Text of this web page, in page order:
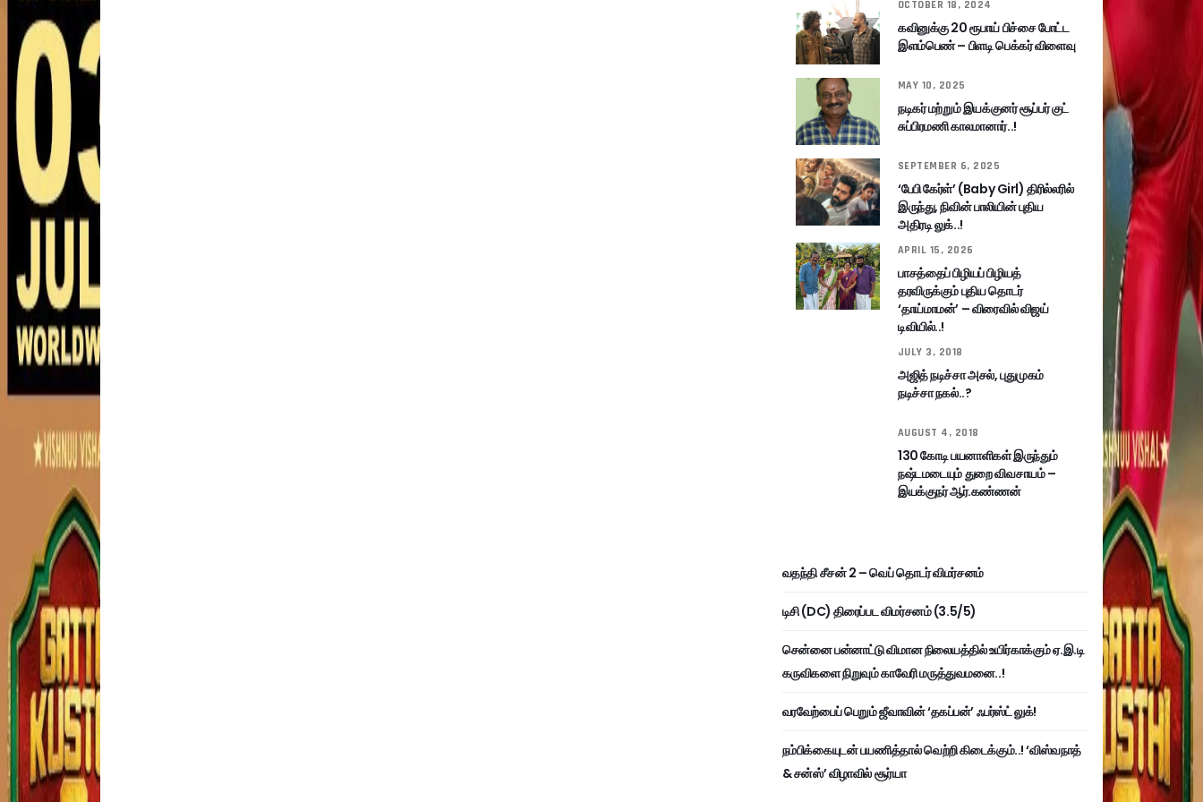
OCTOBER 18, 2024
கவினுக்கு 20 ரூபாய் பிச்சை போட்ட
இளம்பெண் – பிளடி பெக்கர் விளைவு
MAY 10, 2025
நடிகர் மற்றும் இயக்குனர் சூப்பர் குட்
சுப்பிரமணி காலமானார்..!
SEPTEMBER 6, 2025
‘பேபி கேர்ள்’ (Baby Girl) திரில்லரில்
இருந்து, நிவின் பாலியின் புதிய
அதிரடி லுக்..!
APRIL 15, 2026
பாசத்தைப் பிழியப் பிழியத்
தரவிருக்கும் புதிய தொடர்
‘தாய்மாமன்’ – விரைவில் விஜய்
டிவியில்..!
JULY 3, 2018
அஜித் நடிச்சா அசல், புதுமுகம்
நடிச்சா நகல்..?
AUGUST 4, 2018
130 கோடி பயனாளிகள் இருந்தும்
நஷ்டமடையும் துறை விவசாயம் –
இயக்குநர் ஆர்.கண்ணன்
வதந்தி சீசன் 2 – வெப் தொடர் விமர்சனம்
டிசி (DC) திரைப்பட விமர்சனம் (3.5/5)
சென்னை பன்னாட்டு விமான நிலையத்தில் உயிர்காக்கும் ஏ.இ.டி
கருவிகளை நிறுவும் காவேரி மருத்துவமனை..!
வரவேற்பைப் பெறும் ஜீவாவின் ‘தகப்பன்’ ஃபர்ஸ்ட் லுக்!
நம்பிக்கையுடன் பயணித்தால் வெற்றி கிடைக்கும்..! ‘விஸ்வநாத்
& சன்ஸ்’ விழாவில் சூர்யா